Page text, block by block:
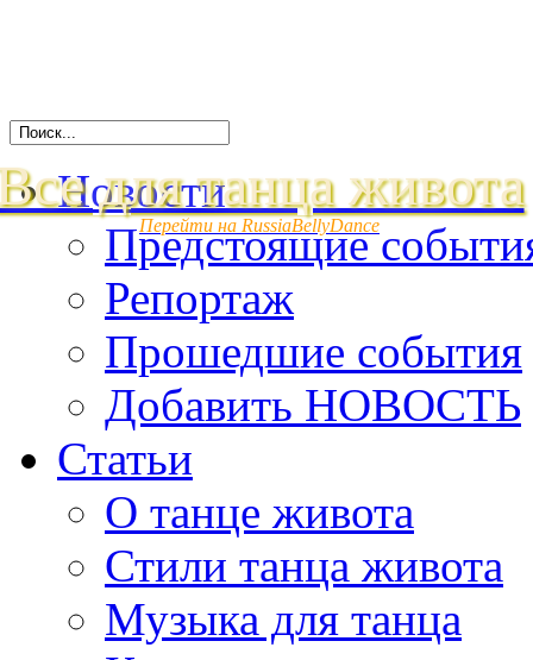
для танца живота
Перейти на RussiaBellyDance
Новости
Предстоящие
Репортаж
Прошедшие события
Добавить НОВОСТЬ
Статьи
О танце живота
Стили танца живота
Музыка для танца